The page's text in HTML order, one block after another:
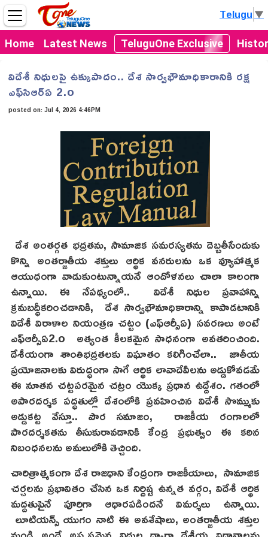
Home Latest News TeluguOne Exclusive
Telugu▼
విదేశీ నిధులపై ఉక్కుపాదం.. దేశ సార్వభౌమాధికారానికి రక్ష
ఎఫ్‌సిఆర్‌ఏ 2.o
posted on:Jul 4, 2026 4:46PM
దేశ అంతర్గత భద్రతను, సామాజిక సమరస్యతను దెబ్బతీసేందుకు
కొన్ని అంతర్జాతీయ శక్తులు ఆర్థిక వనరులను ఒక వ్యూహాత్మక
ఆయుధంగా వాడుకుంటున్నాయనే ఆందోళనలు చాలా కాలంగా
ఉన్నాయి. ఈ నేపథ్యంలో.. విదేశీ నిధుల ప్రవాహాన్ని
క్రమబద్ధీకరించడానికి, దేశ సార్వభౌమాధికారాన్ని కాపాడటానికి
విదేశీ విరాళాల నియంత్రణ చట్టం (ఎఫ్ఆర్సీఏ) సవరణలు అంటే
ఎఫ్ఆర్సీఏ2.o అత్యంత కీలకమైన సాధనంగా అవతరించింది.
దేశీయంగా శాంతిభద్రతలకు విఘాతం కలిగించేలా.. జాతీయ
ప్రయోజనాలకు విరుద్ధంగా సాగే ఆర్థిక లావాదేవీలను అడ్డుకోవడమే
ఈ నూతన చట్టపరమైన చట్రం యొక్క ప్రధాన ఉద్దేశం. గతంలో
అపారదర్శక పద్ధతుల్లో దేశంలోకి ప్రవహించిన విదేశీ సొమ్ముకు
అడ్డుకట్ట వేస్తూ.. పౌర సమాజం, రాజకీయ రంగాలలో
పారదర్శకతను తీసుకురావడానికి కేంద్ర ప్రభుత్వం ఈ కఠిన
నిబంధనలను అమలులోకి తెచ్చింది.
చారిత్రాత్మకంగా దేశ రాజధాని కేంద్రంగా రాజకీయాలు, సామాజిక
చర్చలను ప్రభావితం చేసిన ఒక నిర్దిష్ట ఉన్నత వర్గం, విదేశీ ఆర్థిక
మద్దతుపైనే పూర్తిగా ఆధారపడిందనే విమర్శలు ఉన్నాయి.
లూటియన్స్ యుగం నాటి ఈ అవశేషాలు, అంతర్జాతీయ శక్తుల